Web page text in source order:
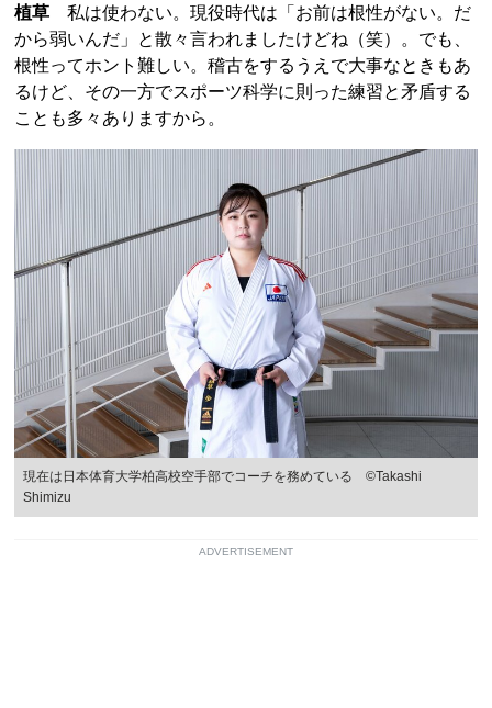
植草 私は使わない。現役時代は「お前は根性がない。だ
から弱いんだ」と散々言われましたけどね（笑）。でも、
根性ってホント難しい。稽古をするうえで大事なときもあ
るけど、その一方でスポーツ科学に則った練習と矛盾する
ことも多々ありますから。
現在は日本体育大学柏高校空手部でコーチを務めている ©Takashi
Shimizu
ADVERTISEMENT